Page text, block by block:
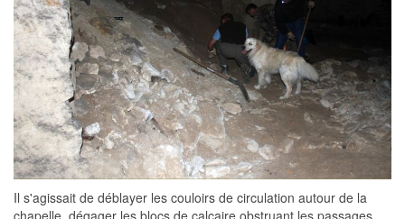
Il s'agissait de déblayer les couloirs de circulation autour de la
chapelle, dégager les blocs de calcaire obstruant les passages,